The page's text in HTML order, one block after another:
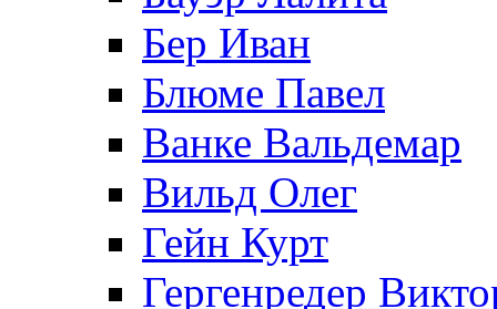
Бер Иван
Блюме Павел
Ванке Вальдемар
Вильд Олег
Гейн Курт
Гергенредер